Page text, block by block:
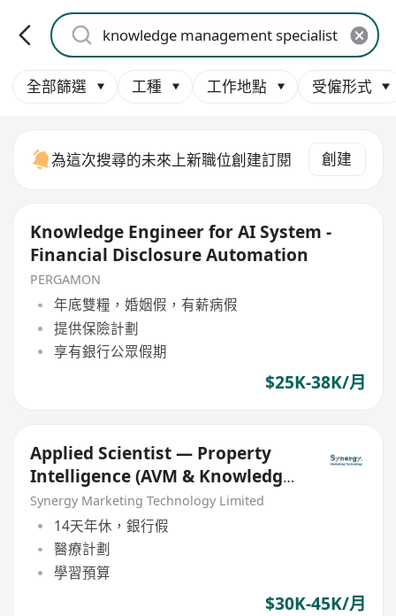
全部篩選 工種 工作地點 受僱形式
為這次搜尋的未來上新職位創建訂閱 創建
Knowledge Engineer for AI System -
Financial Disclosure Automation
PERGAMON
年底雙糧，婚姻假，有薪病假
提供保險計劃
享有銀行公眾假期
$25K-38K/月
Applied Scientist — Property
Intelligence (AVM & Knowledge
Graph)
Synergy Marketing Technology Limited
14天年休，銀行假
醫療計劃
學習預算
$30K-45K/月